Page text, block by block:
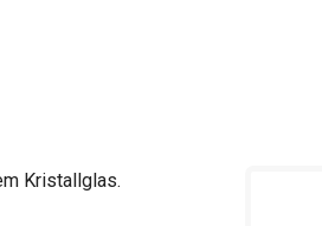
Kristallglas.